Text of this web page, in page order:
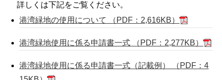
詳しくは下記をご覧ください。
港湾緑地の使用について （PDF：2,616KB）
港湾緑地使用に係る申請書一式 （PDF：2,277KB）
港湾緑地使用に係る申請書一式（記載例） （PDF：4